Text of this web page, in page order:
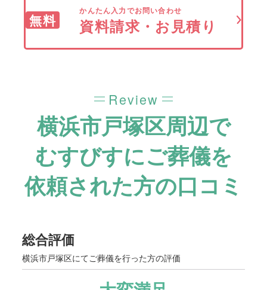
無料
かんたん入力でお問い合わせ
資料請求・お見積り
Review
横浜市戸塚区周辺で
むすびすにご葬儀を
依頼された方の口コミ
総合評価
横浜市戸塚区にてご葬儀を行った方の評価